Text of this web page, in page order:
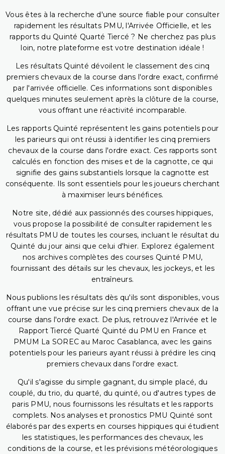
Vous êtes à la recherche d'une source fiable pour consulter
rapidement les résultats PMU, l'Arrivée Officielle, et les
rapports du Quinté Quarté Tiercé ? Ne cherchez pas plus
loin, notre plateforme est votre destination idéale !
Les résultats Quinté dévoilent le classement des cinq
premiers chevaux de la course dans l'ordre exact, confirmé
par l'arrivée officielle. Ces informations sont disponibles
quelques minutes seulement après la clôture de la course,
vous offrant une réactivité incomparable.
Les rapports Quinté représentent les gains potentiels pour
les parieurs qui ont réussi à identifier les cinq premiers
chevaux de la course dans l'ordre exact. Ces rapports sont
calculés en fonction des mises et de la cagnotte, ce qui
signifie des gains substantiels lorsque la cagnotte est
conséquente. Ils sont essentiels pour les joueurs cherchant
à maximiser leurs bénéfices.
Notre site, dédié aux passionnés des courses hippiques,
vous propose la possibilité de consulter rapidement les
résultats PMU de toutes les courses, incluant le résultat du
Quinté du jour ainsi que celui d'hier. Explorez également
nos archives complètes des courses Quinté PMU,
fournissant des détails sur les chevaux, les jockeys, et les
entraîneurs.
Nous publions les résultats dès qu'ils sont disponibles, vous
offrant une vue précise sur les cinq premiers chevaux de la
course dans l'ordre exact. De plus, retrouvez l'Arrivée et le
Rapport Tiercé Quarté Quinté du PMU en France et
PMUM La SOREC au Maroc Casablanca, avec les gains
potentiels pour les parieurs ayant réussi à prédire les cinq
premiers chevaux dans l'ordre exact.
Qu'il s'agisse du simple gagnant, du simple placé, du
couplé, du trio, du quarté, du quinté, ou d'autres types de
paris PMU, nous fournissons les résultats et les rapports
complets. Nos analyses et pronostics PMU Quinté sont
élaborés par des experts en courses hippiques qui étudient
les statistiques, les performances des chevaux, les
conditions de la course, et les prévisions météorologiques